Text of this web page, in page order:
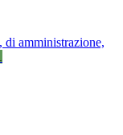
amministrazione,